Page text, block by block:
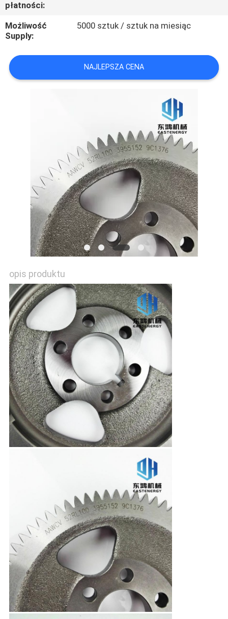
PRIVACY
POLICY
płatności:
Możliwość
Supply:
5000 sztuk / sztuk na miesiąc
NAJLEPSZA CENA
opis produktu